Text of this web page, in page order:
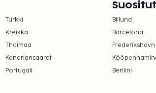
Ranskan turismin
maksut.
yö. Tätä veroa ei
Turkki
Kreikka
Thaimaa
Kanariansaaret
Portugali
Billund
Barcelona
Frederikshavn
Berliini